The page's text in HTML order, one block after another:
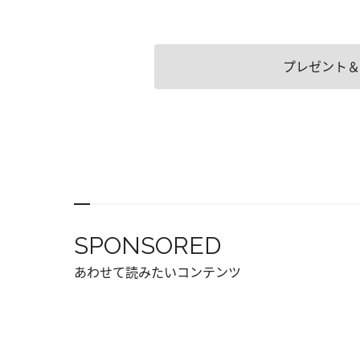
プレゼント
SPONSORED
あわせて読みたいコンテンツ